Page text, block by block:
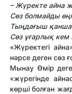
– Жүректе айна
Сөз болмайды
Тыңдағыш қанша
Сөз ұғарлық кем
«Жүректегі
нәрсе деген сөз
Мынау Өмір
«жүрегінде
көрші болған